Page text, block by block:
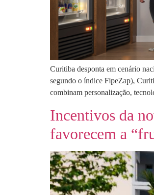
Curitiba desponta em cenário
segundo o índice FipeZap),
combinam personalização,
Incentivos da
favorecem a